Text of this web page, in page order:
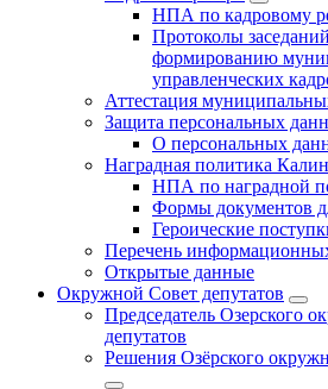
НПА по кадровому
Протоколы
формированию
управленческих
Аттестация
Защита персональных
О персональных
Наградная политика
НПА по наградной
Формы документов
Героические
Перечень
Открытые данные
Окружной Совет депутатов
Председатель Озерского
депутатов
Решения Озёрского